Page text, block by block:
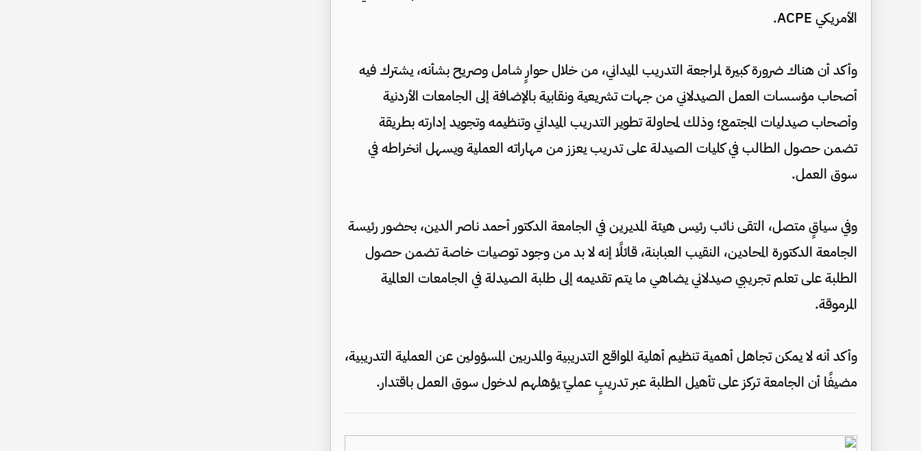
الأمريكي ACPE.
وأكد أن هناك ضرورة كبيرة لمراجعة التدريب الميداني، من خلال حوارٍ شامل وصريح بشأنه، يشترك فيه
أصحاب مؤسسات العمل الصيدلاني من جهات تشريعية ونقابية بالإضافة إلى الجامعات الأردنية
وأصحاب صيدليات المجتمع؛ وذلك لمحاولة تطوير التدريب الميداني وتنظيمه وتجويد إدارته بطريقة
تضمن حصول الطالب في كليات الصيدلة على تدريب يعزز من مهاراته العملية ويسهل انخراطه في
سوق العمل.
وفي سياقٍ متصل، التقى نائب رئيس هيئة المديرين في الجامعة الدكتور أحمد ناصر الدين، بحضور رئيسة
الجامعة الدكتورة المحادين، النقيب العبابنة، قائلًا إنه لا بد من وجود توصيات خاصة تضمن حصول
الطلبة على تعلم تجريبي صيدلاني يضاهي ما يتم تقديمه إلى طلبة الصيدلة في الجامعات العالمية
المرموقة.
وأكد أنه لا يمكن تجاهل أهمية تنظيم أهلية المواقع التدريبية والمدربين المسؤولين عن العملية التدريبية،
مضيفًا أن الجامعة تركز على تأهيل الطلبة عبر تدريبٍ عمليّ يؤهلهم لدخول سوق العمل باقتدار.